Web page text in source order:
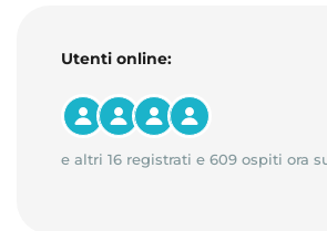
Utenti online:
e altri 16 registrati e 609 ospiti ora